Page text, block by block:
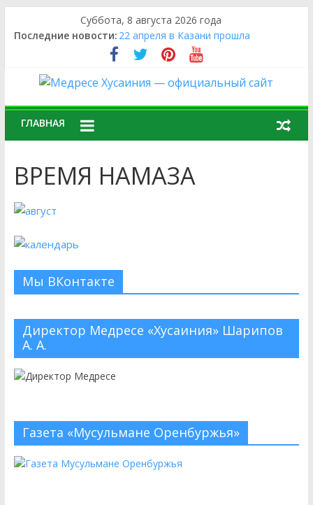
Суббота, 8 августа 2026 года
Последние новости: 22 апреля в Казани прошла
Всероссийская олимпиада по
исламским наукам и арабскому языку
среди студентов средних
учебных заведений
24 апреля в «Медресе «Хусаиния»
города Оренбурга прошел «Диктант
17 февраля 2026 года муфтий
Альфит хазрат Шарипов, имамы
пути и проблемы развития»
отделения Духовной
образовательной организации
конференции студентов
«Камалийские чтения», которая
Тюльпан
ГЛАВНАЯ
ВРЕМЯ НАМАЗА
Мы ВКонтакте
Директор Медресе «Хусаиния» Шарипов
А. А.
Газета «Мусульмане Оренбуржья»